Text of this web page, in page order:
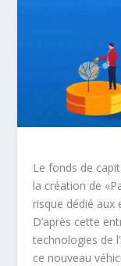
Le fonds de
la création de
risque dédié aux
D’après cette
technologies de
ce nouveau